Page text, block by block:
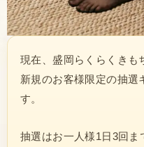
現在、盛岡らくらくきも
新規のお客様限定の抽選
す。
抽選はお一人様1日3回ま